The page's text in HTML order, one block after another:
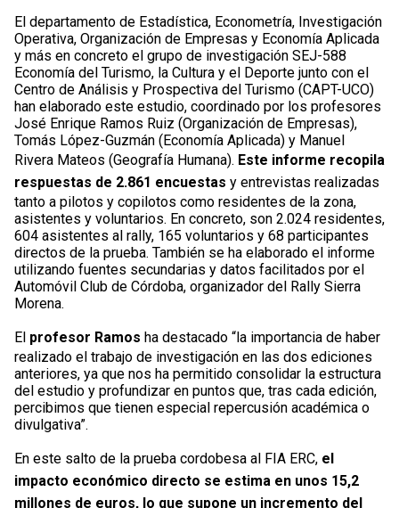
El departamento de Estadística, Econometría, Investigación
Operativa, Organización de Empresas y Economía Aplicada
y más en concreto el grupo de investigación SEJ-588
Economía del Turismo, la Cultura y el Deporte junto con el
Centro de Análisis y Prospectiva del Turismo (CAPT-UCO)
han elaborado este estudio, coordinado por los profesores
José Enrique Ramos Ruiz (Organización de Empresas),
Tomás López-Guzmán (Economía Aplicada) y Manuel
Rivera Mateos (Geografía Humana). Este informe recopila
respuestas de 2.861 encuestas y entrevistas realizadas
tanto a pilotos y copilotos como residentes de la zona,
asistentes y voluntarios. En concreto, son 2.024 residentes,
604 asistentes al rally, 165 voluntarios y 68 participantes
directos de la prueba. También se ha elaborado el informe
utilizando fuentes secundarias y datos facilitados por el
Automóvil Club de Córdoba, organizador del Rally Sierra
Morena.
El profesor Ramos ha destacado “la importancia de haber
realizado el trabajo de investigación en las dos ediciones
anteriores, ya que nos ha permitido consolidar la estructura
del estudio y profundizar en puntos que, tras cada edición,
percibimos que tienen especial repercusión académica o
divulgativa”.
En este salto de la prueba cordobesa al FIA ERC, el
impacto económico directo se estima en unos 15,2
millones de euros, lo que supone un incremento del